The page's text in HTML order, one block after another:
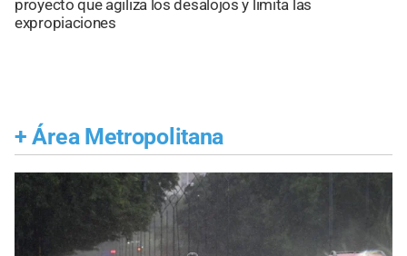
proyecto que agiliza los desalojos y limita las
expropiaciones
+ Área Metropolitana